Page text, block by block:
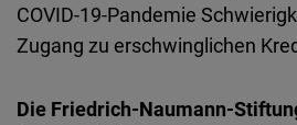
COVID-19-Pandemie
Zugang zu erschwinglichen
Die Friedrich-Naumann-